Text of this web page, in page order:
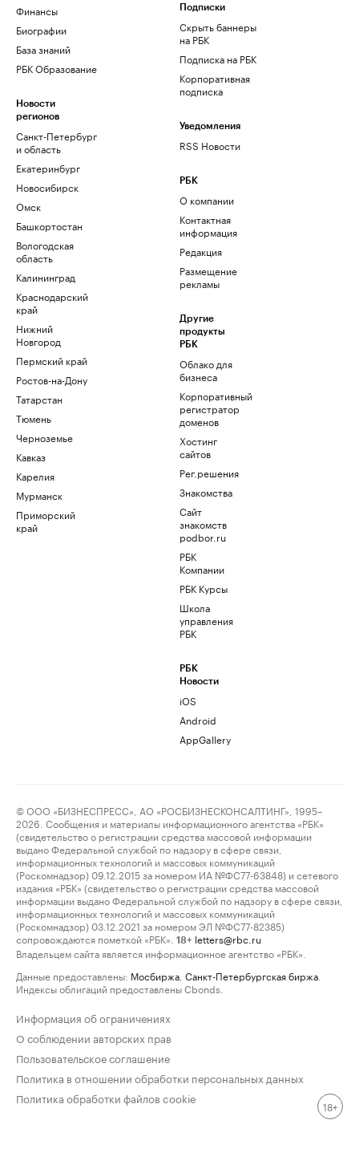
Финансы
Биографии
База знаний
РБК Образование
Новости
регионов
Санкт-Петербург
и область
Екатеринбург
Новосибирск
Омск
Башкортостан
Вологодская
область
Калининград
Краснодарский
край
Нижний
Новгород
Пермский край
Ростов-на-Дону
Татарстан
Тюмень
Черноземье
Кавказ
Карелия
Мурманск
Приморский
край
Подписки
Скрыть баннеры
на РБК
Подписка на РБК
Корпоративная
подписка
Уведомления
RSS Новости
РБК
О компании
Контактная
информация
Редакция
Размещение
рекламы
Другие
продукты
РБК
Облако для
бизнеса
Корпоративный
регистратор
доменов
Хостинг
сайтов
Рег.решения
Знакомства
Сайт
знакомств
podbor.ru
РБК
Компании
РБК Курсы
Школа
управления
РБК
РБК
Новости
iOS
Android
AppGallery
© ООО «БИЗНЕСПРЕСС», АО «РОСБИЗНЕСКОНСАЛТИНГ», 1995–
2026. Сообщения и материалы информационного агентства «РБК»
(свидетельство о регистрации средства массовой информации
выдано Федеральной службой по надзору в сфере связи,
информационных технологий и массовых коммуникаций
(Роскомнадзор) 09.12.2015 за номером ИА №ФС77-63848) и сетевого
издания «РБК» (свидетельство о регистрации средства массовой
информации выдано Федеральной службой по надзору в сфере связи,
информационных технологий и массовых коммуникаций
(Роскомнадзор) 03.12.2021 за номером ЭЛ №ФС77-82385)
сопровождаются пометкой «РБК».
18+ letters@rbc.ru
Владельцем сайта является информационное агентство «РБК».
Данные предоставлены: Мосбиржа Санкт-Петербургская биржа
Индексы облигаций предоставлены Cbonds.
Информация об ограничениях
О соблюдении авторских прав
Пользовательское соглашение
Политика в отношении обработки персональных данных
Политика обработки файлов cookie
18+